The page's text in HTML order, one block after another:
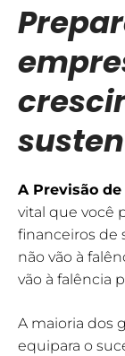
A Previsão
vital que você
financeiros de
não vão à
vão à falência
A maioria dos
equipara o